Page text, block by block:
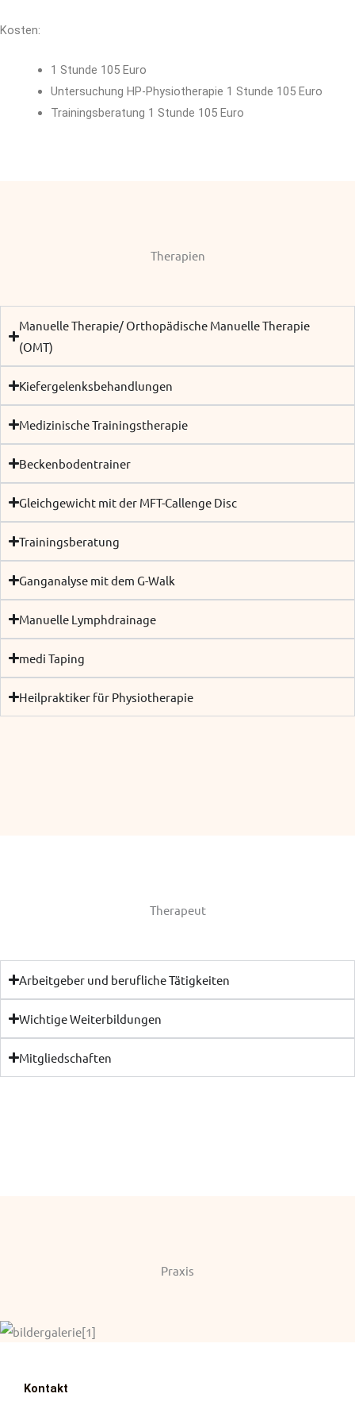
Kosten:
1 Stunde 105 Euro
Untersuchung HP-Physiotherapie 1 Stunde 105 Euro
Trainingsberatung 1 Stunde 105 Euro
Therapien
Manuelle Therapie/ Orthopädische Manuelle Therapie
(OMT)
Kiefergelenksbehandlungen
Medizinische Trainingstherapie
Beckenbodentrainer
Gleichgewicht mit der MFT-Callenge Disc
Trainingsberatung
Ganganalyse mit dem G-Walk
Manuelle Lymphdrainage
medi Taping
Heilpraktiker für Physiotherapie
Therapeut
Arbeitgeber und berufliche Tätigkeiten
Wichtige Weiterbildungen
Mitgliedschaften
Praxis
Kontakt